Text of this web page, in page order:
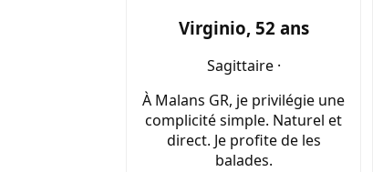
Virginio, 52 ans
Sagittaire ·
À Malans GR, je privilégie une
complicité simple. Naturel et
direct. Je profite de les
balades.